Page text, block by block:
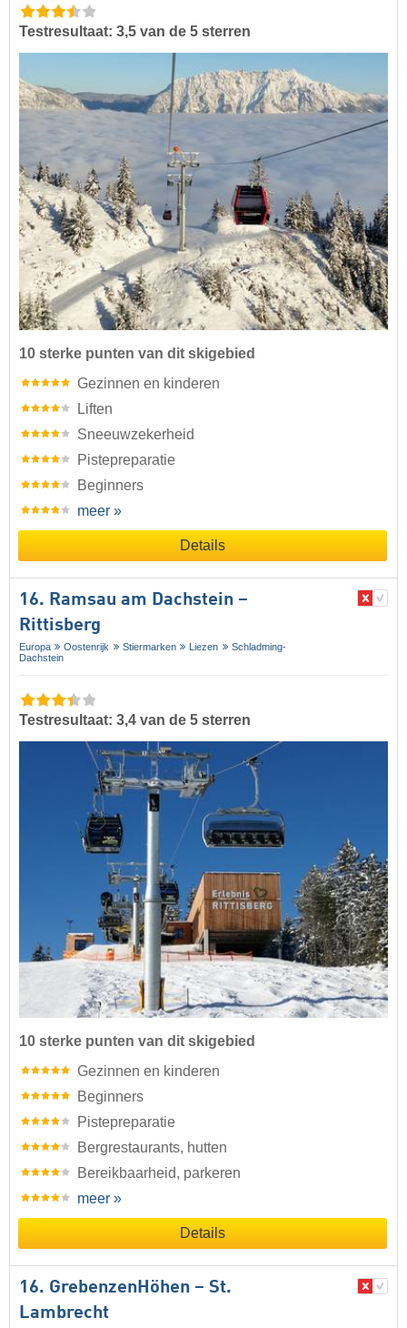
Testresultaat: 3,5 van de 5 sterren
10 sterke punten van dit skigebied
Gezinnen en kinderen
Liften
Sneeuwzekerheid
Pistepreparatie
Beginners
meer »
Details
16. Ramsau am Dachstein –
Rittisberg
Europa Oostenrijk Stiermarken Liezen
Schladming-
Dachstein
Testresultaat: 3,4 van de 5 sterren
10 sterke punten van dit skigebied
Gezinnen en kinderen
Beginners
Pistepreparatie
Bergrestaurants, hutten
Bereikbaarheid, parkeren
meer »
Details
16. GrebenzenHöhen – St.
Lambrecht